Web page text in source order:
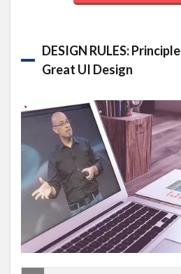
Webデ
ザイン
のコー
4.1
Webや
アプリ
の最新
デザイ
ンツー
ル
Sketch3
レッス
ンの完
全マス
DESIGN RULES:
Great UI Design